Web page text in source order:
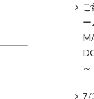
ー
～
7/